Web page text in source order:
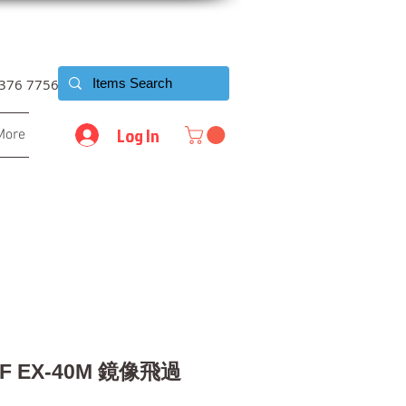
7756
Log In
EX-40M 鏡像飛過